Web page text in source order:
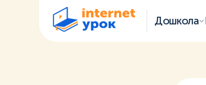
Дошкола